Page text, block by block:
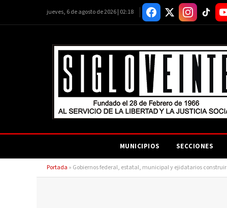
jueves, 6 de agosto de 2026 | 02:18
MUNICIPIOS SECCIONES
Portada » Gobiernos federal, estatal, municipal y ejidatarios